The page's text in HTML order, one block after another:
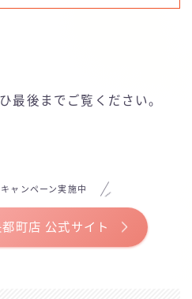
最後までご覧ください。
ャンペーン実施中
町店 公式サイト